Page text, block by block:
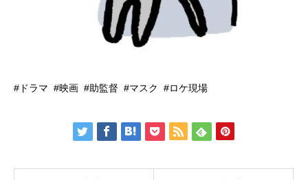
ドラマ 映画 助監督 マスク ロケ現場